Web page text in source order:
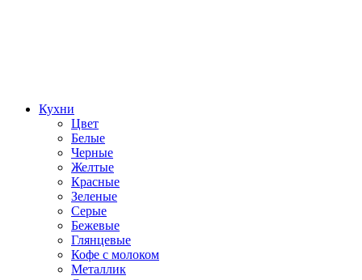
Кухни
Цвет
Белые
Черные
Желтые
Красные
Зеленые
Серые
Бежевые
Глянцевые
Кофе с молоком
Металлик